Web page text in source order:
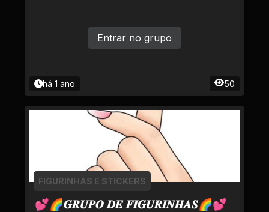
há 1 ano 50
Entrar no grupo
💕🌈𝑮𝑹𝑼𝑷𝑶 𝑫𝑬 𝑭𝑰𝑮𝑼𝑹𝑰𝑵𝑯𝑨𝑺🌈💕
FIGURINHAS E STICKERS